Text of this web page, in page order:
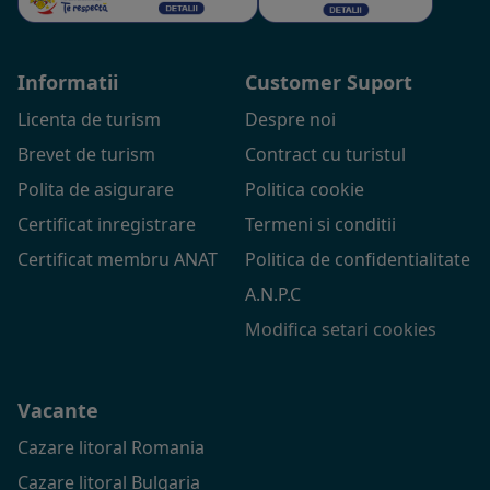
Informatii
Licenta de turism
Brevet de turism
Polita de asigurare
Certificat inregistrare
Certificat membru ANAT
Customer Suport
Despre noi
Contract cu turistul
Politica cookie
Termeni si conditii
Politica de confidentialitate
A.N.P.C
Modifica setari cookies
Vacante
Cazare litoral Romania
Cazare litoral Bulgaria